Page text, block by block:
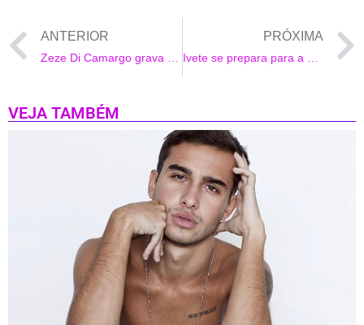
ANTERIOR PRÓXIMA
VEJA TAMBÉM